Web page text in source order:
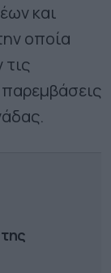
και
οποία